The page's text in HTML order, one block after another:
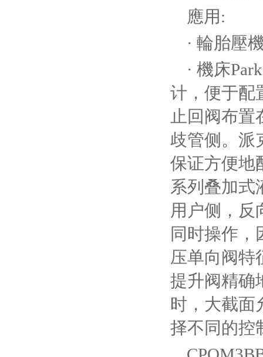
應用:
· 輪胎壓
· 機床
计，便于配
止回阀布
歧管侧。派
保证方便地
系列叠加式
用户侧，反
同时操作，
压单向阀特
提升阀精确
时，大截面
择不同的控